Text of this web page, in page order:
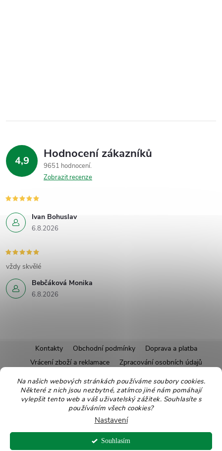
Na našich webových stránkách používáme soubory cookies.
Některé z nich jsou nezbytné, zatímco jiné nám pomáhají
vylepšit tento web a váš uživatelský zážitek. Souhlasíte s
používáním všech cookies?
Nastavení
Souhlasím
4,9 Hodnocení zákazníků
9651 hodnocení
Zobrazit recenze
Ivan Bohuslav
6.8.2026
Bebčáková Monika
6.8.2026
vždy skvělé
á
Kontakty Obchodní podmínky
Doprava a platba
Vrácení zboží a reklamace
Zpracování osobních údajů
Pravidla soutěží
Affiliate program
Recepty
Pro nové dodavatele
Ekologické balení Moje objednávka
Copyright 2026Zdravoslav. Všechna práva vyhrazena.Upravit nastavení
cookies